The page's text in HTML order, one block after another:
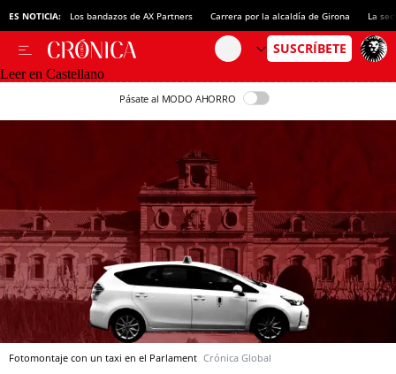
ES NOTICIA: Los bandazos de AX Partners Carrera por la alcaldía de Girona La
Leer en Castellano
Pásate al MODO AHORRO
Fotomontaje con un taxi en el Parlament Crónica Global